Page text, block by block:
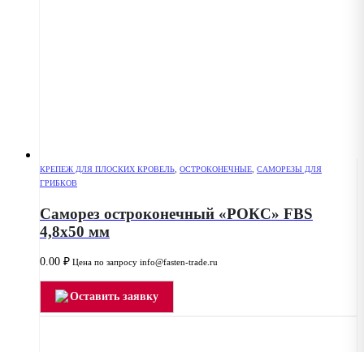
КРЕПЕЖ ДЛЯ ПЛОСКИХ КРОВЕЛЬ ОСТРОКОНЕЧНЫЕ САМОРЕЗЫ ДЛЯ
ГРИБКОВ
Саморез остроконечный «РОКС» FBS
4,8х50 мм
0.00 ₽ Цена по запросу info@fasten-trade.ru
Оставить заявку